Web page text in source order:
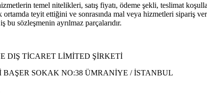
temel nitelikleri, satış fiyatı, ödeme şekli, teslimat
teyit ettiğini ve sonrasında mal veya hizmetleri sipariş
sözleşmenin ayrılmaz parçalarıdır.
DIŞ TİCARET LİMİTED ŞİRKETİ
BAŞER SOKAK NO:38 ÜMRANİYE / İSTANBUL